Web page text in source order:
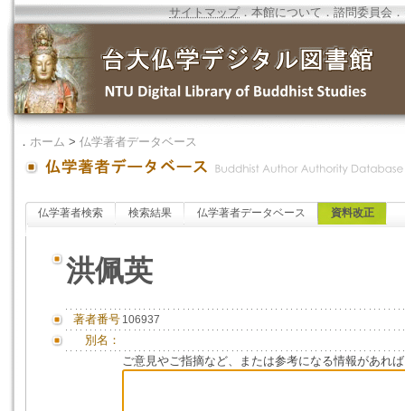
サイトマップ．本館について ．諮問委員会 ．
． ホーム > 仏学著者データベース
仏学著者検索 検索結果 仏学著者データベース 資料改正
洪佩英
著者番号 106937
別名：
ご意見やご指摘など、または参考になる情報があれ